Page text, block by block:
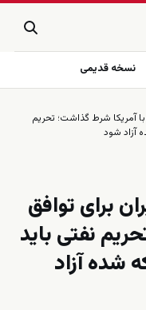
نسخه قدیمی
آمريكا شرط گذاشت؛ تحريم
آزاد شود
براى توافق
نفتى بايد
شده آزاد